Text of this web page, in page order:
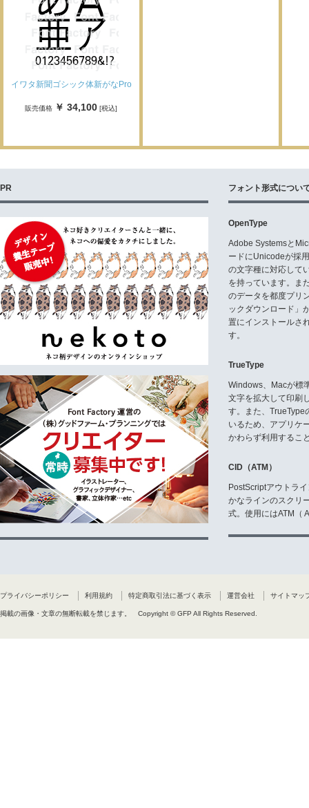
イワタ新聞ゴシック体新がなPro
販売価格 ￥ 34,100 [税込]
PR フォント形式につい
OpenType
Adobe Systemsと
ードにUnicodeが採
の文字種に対応して
を持っています。ま
のデータを都度プリ
ックダウンロード」
置にインストールさ
す。
TrueType
Windows、Macが標
文字を拡大して印刷
す。また、TrueType
いるため、アプリケ
かわらず利用するこ
CID（ATM）
PostScriptアウトラ
かなラインのスクリ
式。使用にはATM（
プライバシーポリシー 利用規約 特定商取引法に基づく表示 運営会社 サイトマッ
掲載の画像・文章の無断転載を禁じます。 Copyright © GFP All Rights Reserved.